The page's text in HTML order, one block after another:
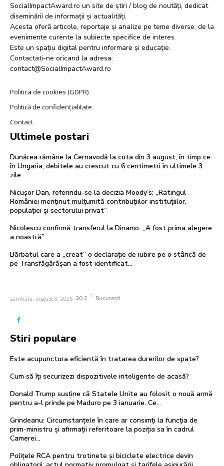
SocialImpactAward.ro un site de știri / blog de noutăți, dedicat
diseminării de informații și actualități.
Acesta oferă articole, reportaje și analize pe teme diverse, de la
evenimente curente la subiecte specifice de interes.
Este un spațiu digital pentru informare și educație.
Contactati-ne oricand la adresa:
contact@SocialImpactAward.ro
Politica de cookies (GDPR)
Politică de confidențialitate
Contact
Ultimele postari
Dunărea rămâne la Cernavodă la cota din 3 august, în timp ce
în Ungaria, debitele au crescut cu 6 centimetri în ultimele 3
zile...
Nicușor Dan, referindu-se la decizia Moody’s: „Ratingul
României menținut mulțumită contribuțiilor instituțiilor,
populației și sectorului privat”
Nicolescu confirmă transferul la Dinamo: „A fost prima alegere
a noastră”
Bărbatul care a „creat” o declarație de iubire pe o stâncă de
pe Transfăgărășan a fost identificat…
sâmbătă, august 8, 2026 30.2 C București
Stiri populare
Este acupunctura eficientă în tratarea durerilor de spate?
Cum să îți securizezi dispozitivele inteligente de acasă?
Donald Trump susține că Statele Unite au folosit o nouă armă
pentru a-l prinde pe Maduro pe 3 ianuarie. Ce…
Grindeanu: Circumstanțele în care ar consimți la funcția de
prim-ministru și afirmații referitoare la poziția sa în cadrul
Camerei…
Polițele RCA pentru trotinete și biciclete electrice devin